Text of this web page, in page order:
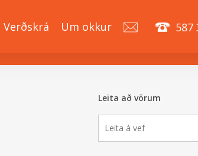
Verðskrá Um okkur 587
Leita að vörum